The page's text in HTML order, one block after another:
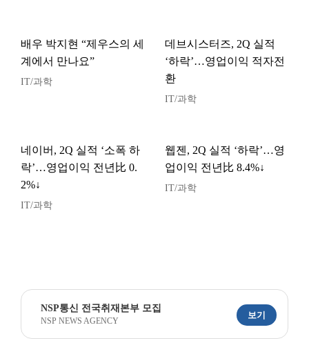
배우 박지현 “제우스의 세
계에서 만나요”
IT/과학
데브시스터즈, 2Q 실적
‘하락’…영업이익 적자전
환
IT/과학
네이버, 2Q 실적 ‘소폭 하
락’…영업이익 전년比 0.
2%↓
IT/과학
웹젠, 2Q 실적 ‘하락’…영
업이익 전년比 8.4%↓
IT/과학
NSP통신 전국취재본부 모집
NSP NEWS AGENCY
보기